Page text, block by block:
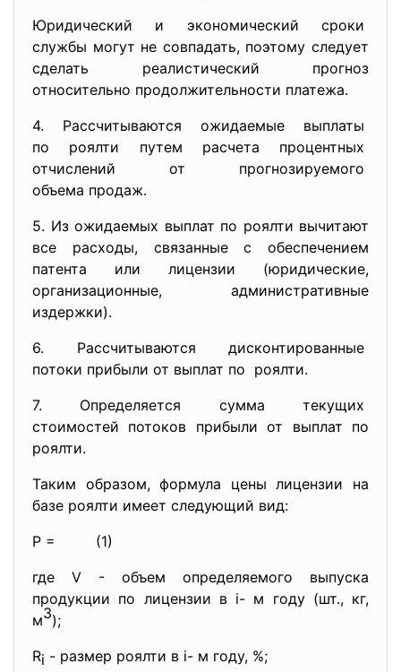
Юридический и экономический сроки
службы могут не совпадать, поэтому следует
сделать реалистический прогноз
относительно продолжительности платежа.
4. Рассчитываются ожидаемые выплаты
по роялти путем расчета процентных
отчислений от прогнозируемого
объема продаж.
5. Из ожидаемых выплат по роялти вычитают
все расходы, связанные с обеспечением
патента или лицензии (юридические,
организационные, административные
издержки).
6. Рассчитываются дисконтированные
потоки прибыли от выплат по роялти.
7. Определяется сумма текущих
стоимостей потоков прибыли от выплат по
роялти.
Таким образом, формула цены лицензии на
базе роялти имеет следующий вид:
P =
(1)
где V
- объем определяемогo выпуска
продукции по лицензии в i- м гoдy (шт., кг,
м3);
Ri - размер роялти в i- м гoду, %;